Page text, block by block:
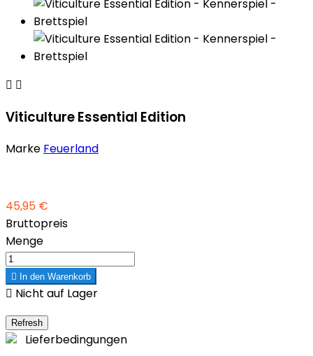
 
Viticulture Essential Edition
Marke Feuerland
45,95 €
Bruttopreis
Menge
 In den Warenkorb
 Nicht auf Lager
Lieferbedingungen